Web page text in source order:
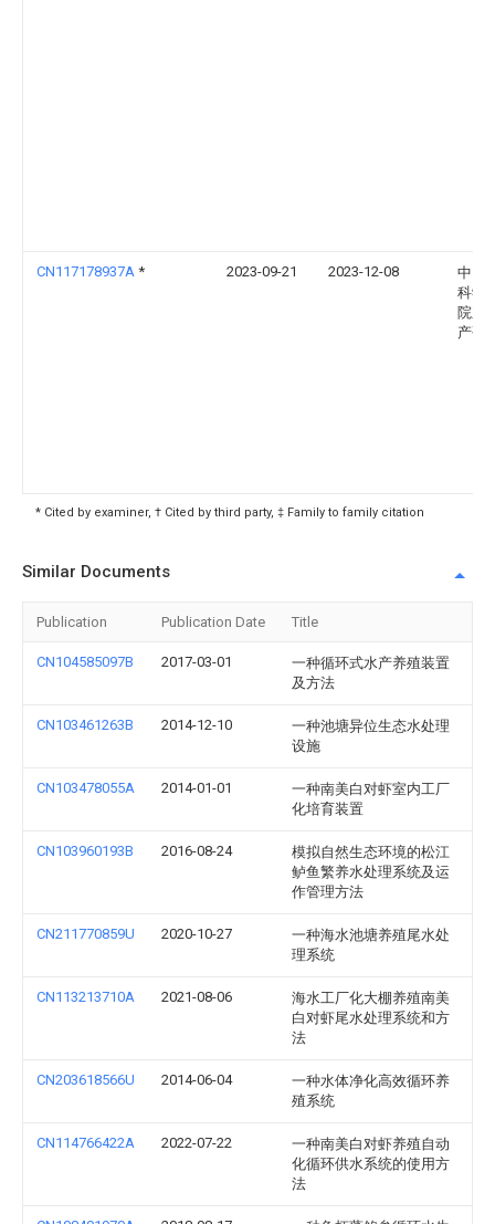
CN117178937A * 2023-09-21 2023-12-08
中国
科学
院东
产研
* Cited by examiner, † Cited by third party, ‡ Family to family citation
Similar Documents
Publication Publication Date Title
CN104585097B 2017-03-01
一种循环式水产养殖装置
及方法
CN103461263B 2014-12-10
一种池塘异位生态水处理
设施
CN103478055A 2014-01-01
一种南美白对虾室内工厂
化培育装置
CN103960193B 2016-08-24
模拟自然生态环境的松江
鲈鱼繁养水处理系统及运
作管理方法
CN211770859U 2020-10-27
一种海水池塘养殖尾水处
理系统
CN113213710A 2021-08-06
海水工厂化大棚养殖南美
白对虾尾水处理系统和方
法
CN203618566U 2014-06-04
一种水体净化高效循环养
殖系统
CN114766422A 2022-07-22
一种南美白对虾养殖自动
化循环供水系统的使用方
法